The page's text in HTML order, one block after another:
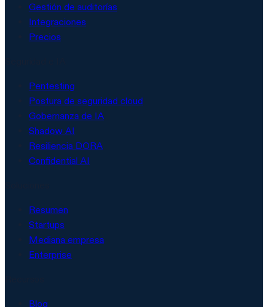
Gestión de auditorías
Integraciones
Precios
Pentesting
Postura de seguridad cloud
Gobernanza de IA
Shadow AI
Resiliencia DORA
Confidential AI
Resumen
Startups
Mediana empresa
Enterprise
Blog